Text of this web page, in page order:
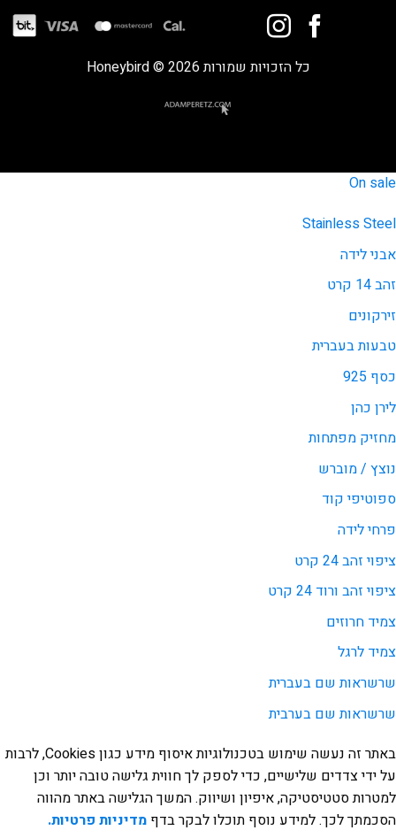
כל הזכויות שמורות 2026 © Honeybird
On sale
Stainless Steel
אבני לידה
זהב 14 קרט
זירקונים
טבעות בעברית
כסף 925
לירן כהן
מחזיק מפתחות
נוצץ / מוברש
ספוטיפי קוד
פרחי לידה
ציפוי זהב 24 קרט
ציפוי זהב ורוד 24 קרט
צמיד חרוזים
צמיד לרגל
שרשראות שם בעברית
שרשראות שם בערבית
באתר זה נעשה שימוש בטכנולוגיות איסוף מידע כגון Cookies, לרבות
על ידי צדדים שלישיים, כדי לספק לך חווית גלישה טובה יותר וכן
למטרות סטטיסטיקה, איפיון ושיווק. המשך הגלישה באתר מהווה
הסכמתך לכך. למידע נוסף תוכלו לבקר בדף מדיניות פרטיות.